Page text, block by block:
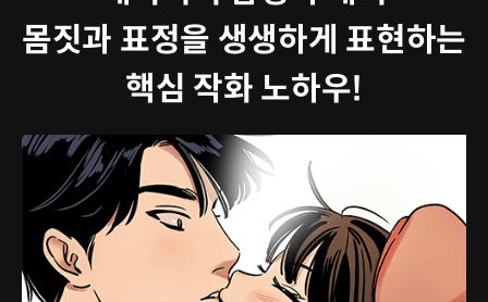
몸짓과 표정을 생생하게 표현하는
핵심 작화 노하우!